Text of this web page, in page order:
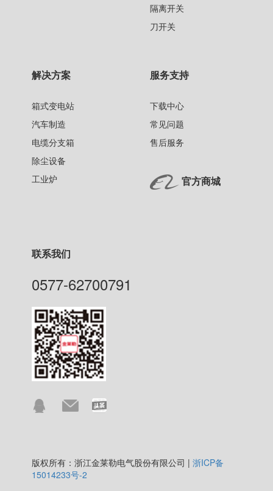
隔离开关
刀开关
解决方案
箱式变电站
汽车制造
电缆分支箱
除尘设备
工业炉
服务支持
下载中心
常见问题
售后服务
官方商城
联系我们
0577-62700791
版权所有：浙江金莱勒电气股份有限公司 |浙ICP备
15014233号-2